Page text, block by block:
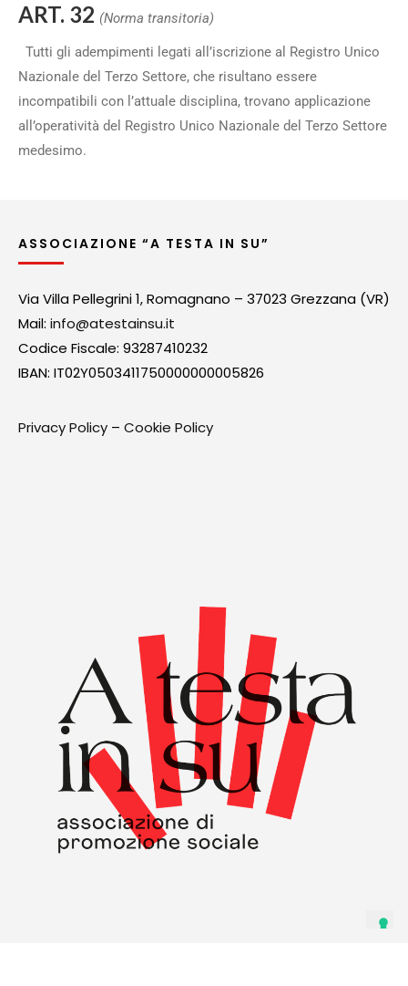
ART. 32 (Norma transitoria)
Tutti gli adempimenti legati all’iscrizione al Registro Unico
Nazionale del Terzo Settore, che risultano essere
incompatibili con l’attuale disciplina, trovano applicazione
all’operatività del Registro Unico Nazionale del Terzo Settore
medesimo.
ASSOCIAZIONE “A TESTA IN SU”
Via Villa Pellegrini 1, Romagnano – 37023 Grezzana (VR)
Mail: info@atestainsu.it
Codice Fiscale: 93287410232
IBAN: IT02Y0503411750000000005826
Privacy Policy – Cookie Policy